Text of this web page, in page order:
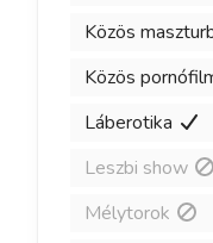
Közös
Közös
Láberotika
Leszbi show
Mélytorok